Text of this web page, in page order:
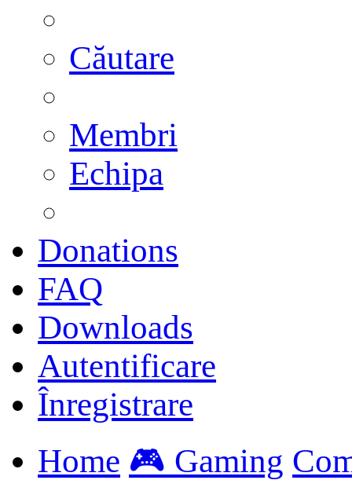
Căutare
Membri
Echipa
Donations
FAQ
Downloads
Autentificare
Înregistrare
Home 🎮 Gaming